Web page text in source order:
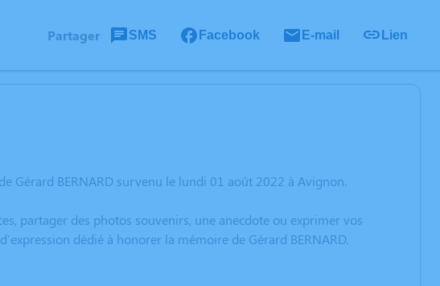
Partager SMS Facebook E-mail Lien
Gérard BERNARD survenu le lundi 01 août 2022 à Avignon.
partager des photos souvenirs, une anecdote ou exprimer vos
dédié à honorer la mémoire de Gérard BERNARD.